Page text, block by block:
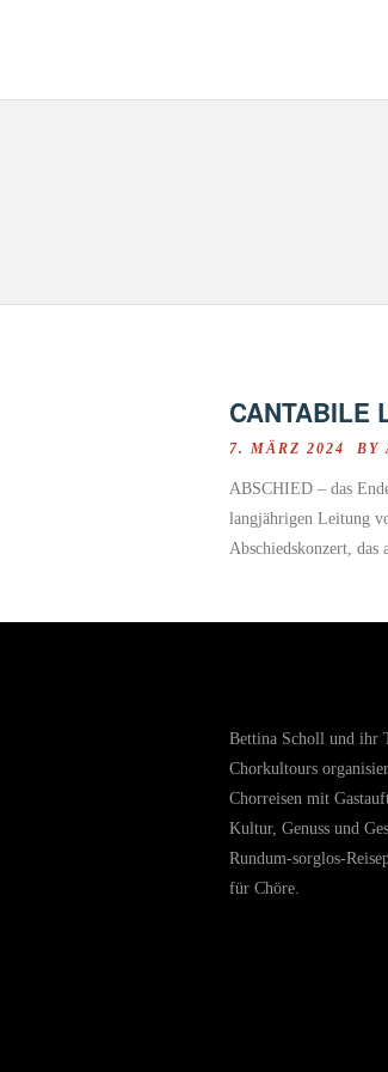
CANTABILE
7. MÄRZ 2024 BY
ABSCHIED – das
langjährigen Leitung
Abschiedskonzert,
Bettina Scholl und ihr
Chorkultours
Chorreisen mit
Kultur, Genuss und
Rundum-sorglos-
für Chöre.